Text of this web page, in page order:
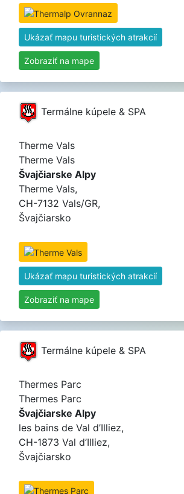
Ukázať mapu turistických atrakcií
Zobraziť na mape
Termálne kúpele & SPA
Therme Vals
Therme Vals
Švajčiarske Alpy
Therme Vals,
CH-7132 Vals/GR,
Švajčiarsko
Ukázať mapu turistických atrakcií
Zobraziť na mape
Termálne kúpele & SPA
Thermes Parc
Thermes Parc
Švajčiarske Alpy
les bains de Val d’Illiez,
CH-1873 Val d’Illiez,
Švajčiarsko